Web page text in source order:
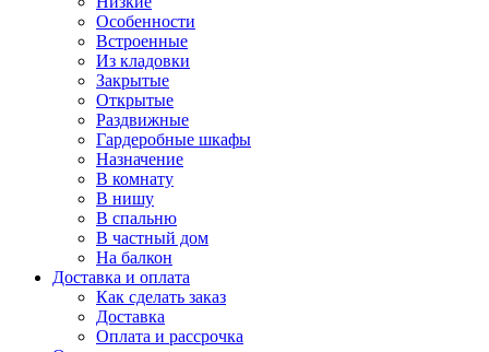
Особенности
Встроенные
Из кладовки
Закрытые
Открытые
Раздвижные
Гардеробные шкафы
Назначение
В комнату
В нишу
В спальню
В частный дом
На балкон
Доставка и оплата
Как сделать заказ
Доставка
Оплата и рассрочка